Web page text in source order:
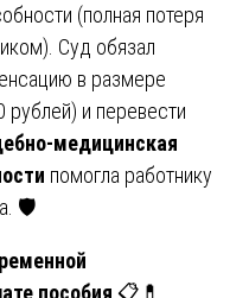
(полная потеря
Суд обязал
в размере
рублей) и перевести
медицинская
помогла работнику
🛡️
пособия 📋💊